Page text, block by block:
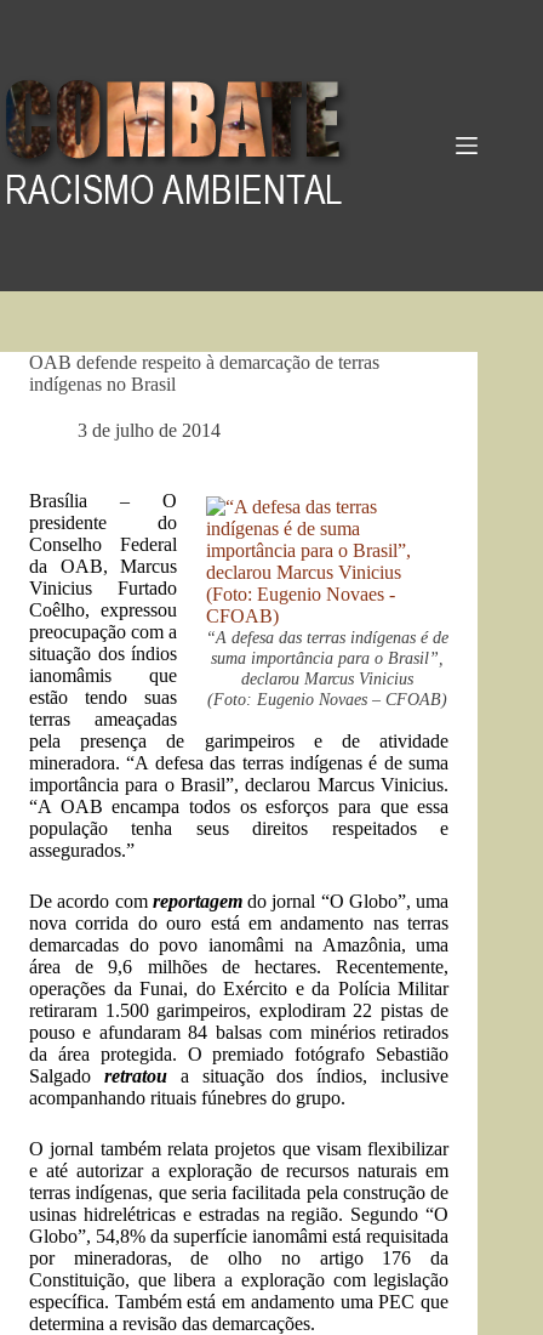
OAB defende respeito à demarcação de terras
indígenas no Brasil
3 de julho de 2014
“A defesa das terras indígenas é de
suma importância para o Brasil”,
declarou Marcus Vinicius
(Foto: Eugenio Novaes – CFOAB)
Brasília – O
presidente do
Conselho Federal
da OAB, Marcus
Vinicius Furtado
Coêlho, expressou
preocupação com a
situação dos índios
ianomâmis que
estão tendo suas
terras ameaçadas
pela presença de garimpeiros e de atividade
mineradora. “A defesa das terras indígenas é de suma
importância para o Brasil”, declarou Marcus Vinicius.
“A OAB encampa todos os esforços para que essa
população tenha seus direitos respeitados e
assegurados.”
De acordo com reportagemdo jornal “O Globo”, uma
nova corrida do ouro está em andamento nas terras
demarcadas do povo ianomâmi na Amazônia, uma
área de 9,6 milhões de hectares. Recentemente,
operações da Funai, do Exército e da Polícia Militar
retiraram 1.500 garimpeiros, explodiram 22 pistas de
pouso e afundaram 84 balsas com minérios retirados
da área protegida. O premiado fotógrafo Sebastião
Salgado retratoua situação dos índios, inclusive
acompanhando rituais fúnebres do grupo.
O jornal também relata projetos que visam flexibilizar
e até autorizar a exploração de recursos naturais em
terras indígenas, que seria facilitada pela construção de
usinas hidrelétricas e estradas na região. Segundo “O
Globo”, 54,8% da superfície ianomâmi está requisitada
por mineradoras, de olho no artigo 176 da
Constituição, que libera a exploração com legislação
específica. Também está em andamento uma PEC que
determina a revisão das demarcações.